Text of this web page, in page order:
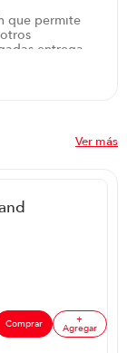
que permite
entrega
Su
terraza. Su
con
que se
configuración
para
música
sin
Ver más
Comprar +
Agregar